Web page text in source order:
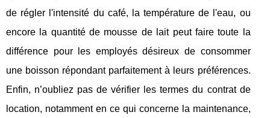
de régler l'intensité du café, la température de l'eau, ou
encore la quantité de mousse de lait peut faire toute la
différence pour les employés désireux de consommer
une boisson répondant parfaitement à leurs préférences.
Enfin, n’oubliez pas de vérifier les termes du contrat de
location, notamment en ce qui concerne la maintenance,